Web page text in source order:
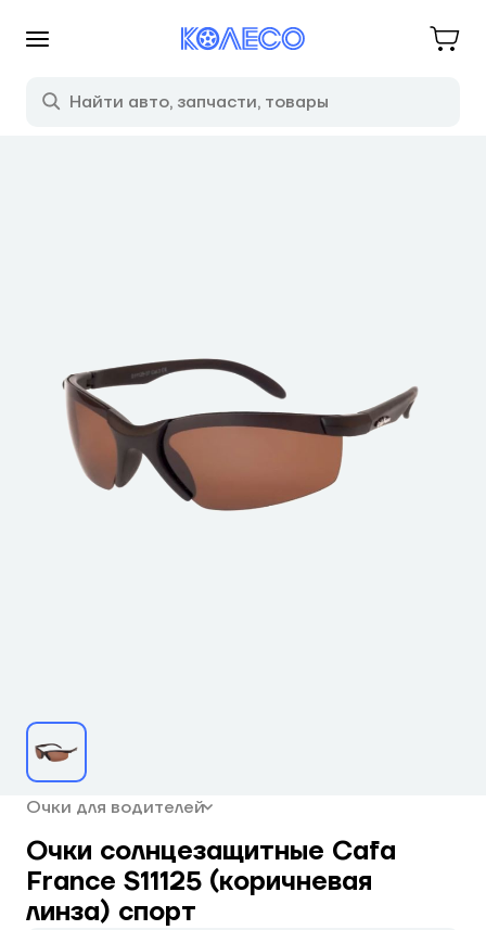
Очки для водителей
Очки солнцезащитные Cafa
France S11125 (коричневая
линза) спорт